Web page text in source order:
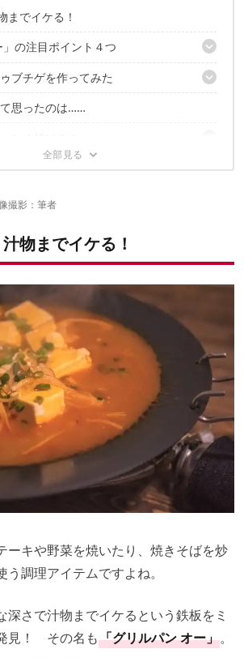
までイケる！
」の注目ポイント４つ
深さで、ちょっとした汁物にも対応OK
れに見える丸型
的に使える
ブチゲを作ってみた
ープが食欲そそる≪スンドゥブチゲ≫
思ったのは……
ケるぞ
でホルモン焼き
おすすめ
撮影：筆者
物までイケる！
ーキや野菜を焼いたり、焼きそばを炒
調理アイテムですよね。
さで汁物までイケるという鉄板をミ
見！ その名も「グリルパン オー」。